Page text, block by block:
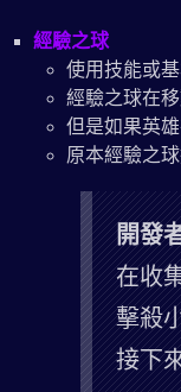
經驗之球
使用技能或
經驗之球在
但是如果英
原本經驗之
開發
在收
擊殺
接下